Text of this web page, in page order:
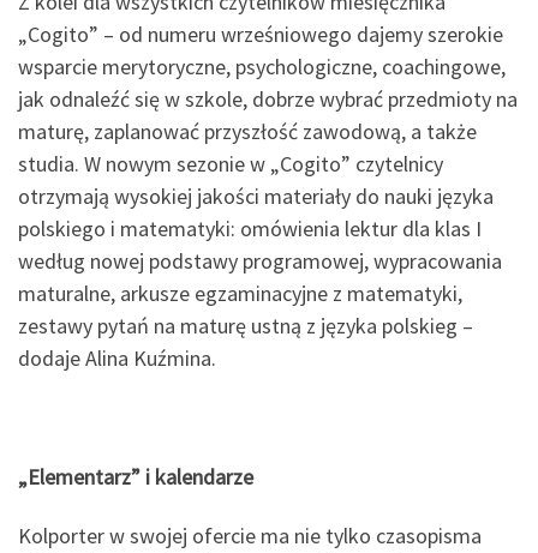
„Cogito” – od numeru wrześniowego dajemy szerokie
wsparcie merytoryczne, psychologiczne, coachingowe,
jak odnaleźć się w szkole, dobrze wybrać przedmioty na
maturę, zaplanować przyszłość zawodową, a także
studia. W nowym sezonie w „Cogito” czytelnicy
otrzymają wysokiej jakości materiały do nauki języka
polskiego i matematyki: omówienia lektur dla klas I
według nowej podstawy programowej, wypracowania
maturalne, arkusze egzaminacyjne z matematyki,
zestawy pytań na maturę ustną z języka polskieg –
dodaje Alina Kuźmina.
„Elementarz” i kalendarze
Kolporter w swojej ofercie ma nie tylko czasopisma